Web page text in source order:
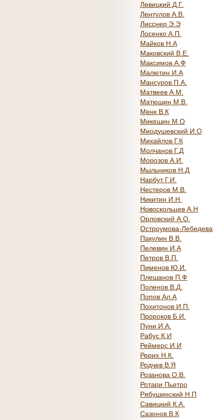
Левицкий Д.Г.
Лентулов А.В.
Лисснер Э.Э
Лосенко А.П.
Майков Н.А
Маковский В.Е.
Максимов А.Ф
Малютин И.А
Мансуров П.А.
Матвеев А.М.
Матюшин М.В.
Менк В.К
Микешин М.О
Миодушевский И.О
Михайлов Г.К
Молчанов Г.Д
Морозов А.И.
Мыльников Н.Д
Нарбут Г.И.
Нестеров М.В.
Никитин И.Н.
Новоскольцев А.Н
Орловский А.О.
Остроумова-Лебедева
Пакулин В.В.
Пелевин И.А
Петров В.П.
Пименов Ю.И.
Плешанов П.Ф
Поленов В.Д.
Попов Ал.А
Похитонов И.П.
Пророков Б.И.
Пуни И.А.
Рабус К.И
Реймерс И.И
Рерих Н.К.
Родчев В.Я
Розанова О.В.
Ротари Пьетро
Рябушинский Н.П
Савицкий К.А.
Сазонов В.К